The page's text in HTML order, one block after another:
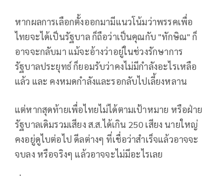
หากผลการเลือกตั้งออกมามีแนวโน้มว่าพรรคเพื่อ
ไทยจะได้เป็นรัฐบาล ก็ถือว่าเป็นคุณกับ "ทักษิณ" ก็
อาจจะกลับมา แม้จะอ้างว่าอยู่ในช่วงรักษาการ
รัฐบาลประยุทธ์ ก็ยอมรับว่าคงไม่มีกำลังอะไรเหลือ
แล้ว และ คงหมดกำลังและรอกลับไปเลี้ยงหลาน
แต่หากสุดท้ายเพื่อไทยไม่ได้ตามเป้าหมาย หรือฝ่าย
รัฐบาลเดิมรวมเสียง ส.ส.ได้เกิน 250 เสียง นายใหญ่
คงอยู่ดูไบต่อไป ดีลต่างๆ ที่เชื่อว่าสำเร็จแล้วอาจจะ
จบลง หรือจริงๆ แล้วอาจจะไม่มีอะไรเลย